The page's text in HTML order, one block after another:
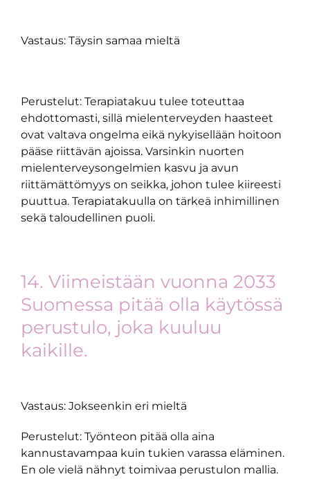
Vastaus: Täysin samaa mieltä
Perustelut: Terapiatakuu tulee toteuttaa
ehdottomasti, sillä mielenterveyden haasteet
ovat valtava ongelma eikä nykyisellään hoitoon
pääse riittävän ajoissa. Varsinkin nuorten
mielenterveysongelmien kasvu ja avun
riittämättömyys on seikka, johon tulee kiireesti
puuttua. Terapiatakuulla on tärkeä inhimillinen
sekä taloudellinen puoli.
14. Viimeistään vuonna 2033
Suomessa pitää olla käytössä
perustulo, joka kuuluu
kaikille.
Vastaus: Jokseenkin eri mieltä
Perustelut: Työnteon pitää olla aina
kannustavampaa kuin tukien varassa eläminen.
En ole vielä nähnyt toimivaa perustulon mallia.